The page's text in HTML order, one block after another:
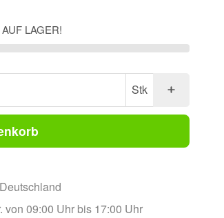
AUF LAGER!
Stk
von 09:00 Uhr bis 17:00 Uhr